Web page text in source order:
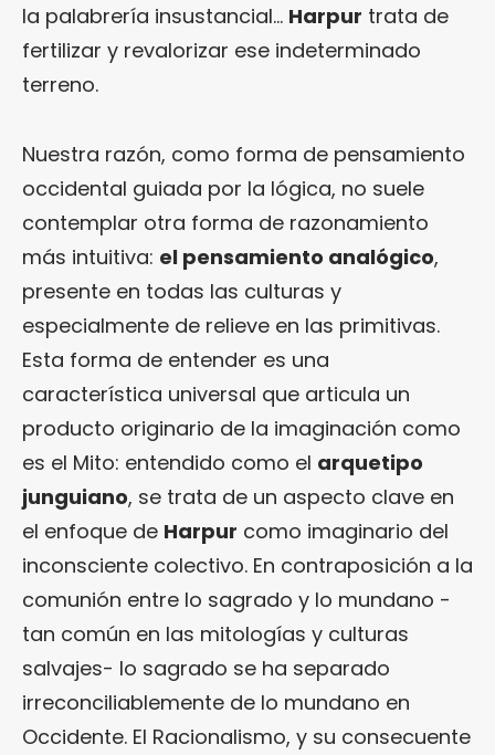
la palabrería insustancial… Harpur trata de
fertilizar y revalorizar ese indeterminado
terreno.
Nuestra razón, como forma de pensamiento
occidental guiada por la lógica, no suele
contemplar otra forma de razonamiento
más intuitiva: el pensamiento analógico,
presente en todas las culturas y
especialmente de relieve en las primitivas.
Esta forma de entender es una
característica universal que articula un
producto originario de la imaginación como
es el Mito: entendido como el arquetipo
junguiano, se trata de un aspecto clave en
el enfoque de Harpur como imaginario del
inconsciente colectivo. En contraposición a la
comunión entre lo sagrado y lo mundano -
tan común en las mitologías y culturas
salvajes- lo sagrado se ha separado
irreconciliablemente de lo mundano en
Occidente. El Racionalismo, y su consecuente